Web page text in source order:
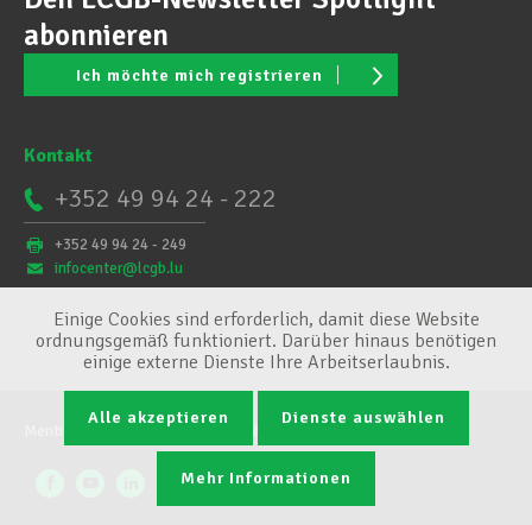
abonnieren
Ich möchte mich registrieren
Kontakt
+352 49 94 24 - 222
+352 49 94 24 - 249
infocenter@lcgb.lu
Conditions générales
Einige Cookies sind erforderlich, damit diese Website
ordnungsgemäß funktioniert. Darüber hinaus benötigen
einige externe Dienste Ihre Arbeitserlaubnis.
Alle akzeptieren Dienste auswählen
Mehr Informationen